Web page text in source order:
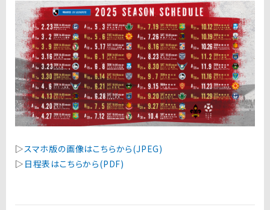
▷スマホ版の画像はこちらから(JPEG)
▷ 日程表はこちらから(PDF)